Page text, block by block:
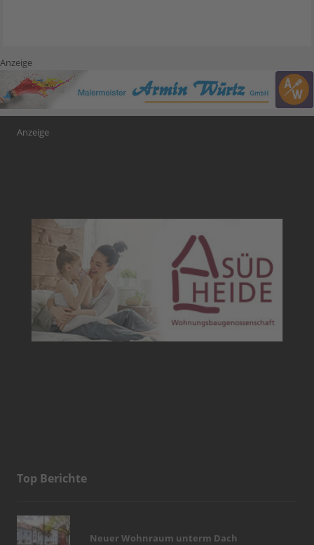
Anzeige
Anzeige
Top Berichte
Neuer Wohnraum unterm Dach